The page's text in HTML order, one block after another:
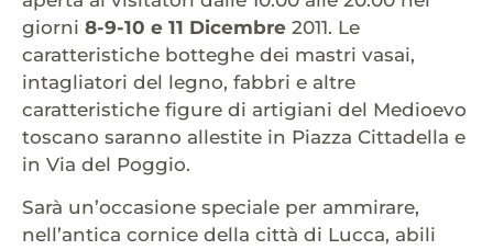
giorni 8-9-10 e 11 Dicembre 2011. Le
caratteristiche botteghe dei mastri vasai,
intagliatori del legno, fabbri e altre
caratteristiche figure di artigiani del Medioevo
toscano saranno allestite in Piazza Cittadella e
in Via del Poggio.
Sarà un’occasione speciale per ammirare,
nell’antica cornice della città di Lucca, abili